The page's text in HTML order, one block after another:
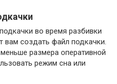
во время разбивки
вам создать файл подкачки.
размера оперативной
режим сна или